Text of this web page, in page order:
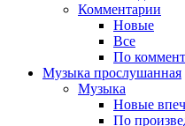
Комментарии
Новые
Все
По
Музыка прослушанная
Музыка
Новые
По